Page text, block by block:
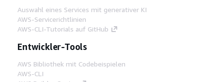
Auswahl eines Services mit generativer KI
AWS-Servicerichtlinien
AWS-CLI-Tutorials auf GitHub
Entwickler-Tools
AWS Bibliothek mit Codebeispielen
AWS-CLI